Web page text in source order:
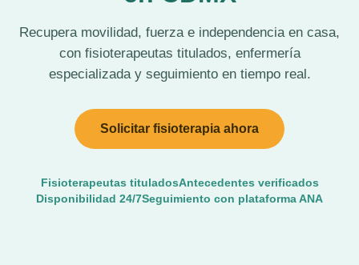
Recupera movilidad, fuerza e independencia en casa,
con fisioterapeutas titulados, enfermería
especializada y seguimiento en tiempo real.
Solicitar fisioterapia ahora
Fisioterapeutas tituladosAntecedentes verificados
Disponibilidad 24/7Seguimiento con plataforma ANA